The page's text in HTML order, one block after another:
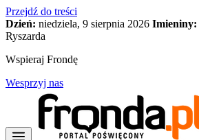
Przejdź do treści
Dzień: niedziela, 9 sierpnia 2026 Imieniny:
Ryszarda
Wspieraj Frondę
Wesprzyj nas